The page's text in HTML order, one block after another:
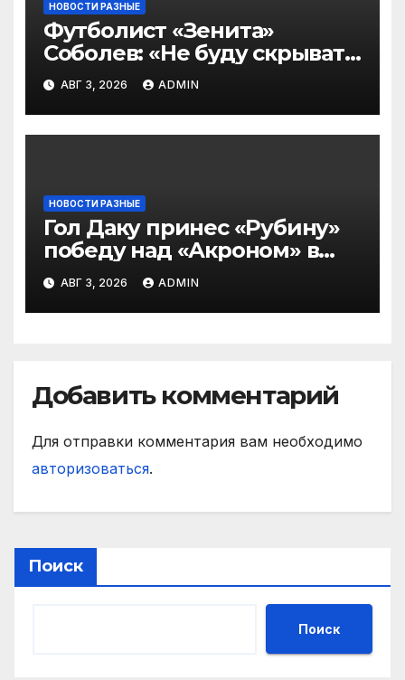
НОВОСТИ РАЗНЫЕ
Футболист «Зенита»
Соболев: «Не буду скрывать
— в Оренбурге всегда
тяжело играть»
АВГ 3, 2026 ADMIN
НОВОСТИ РАЗНЫЕ
Гол Даку принес «Рубину»
победу над «Акроном» в
матче РПЛ
АВГ 3, 2026 ADMIN
Добавить комментарий
Для отправки комментария вам необходимо
авторизоваться.
Поиск
Поиск